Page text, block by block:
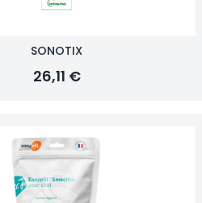
SONOTIX
26,11 €